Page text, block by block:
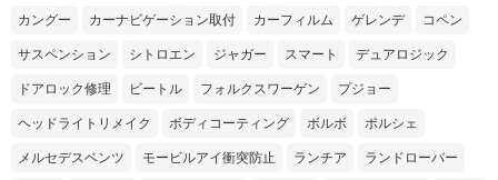
カングー カーナビゲーション取付 カーフィルム ゲレンデ コペン
サスペンション シトロエン ジャガー スマート デュアロジック
ドアロック修理 ビートル フォルクスワーゲン プジョー
ヘッドライトリメイク ボディコーティング ボルボ ポルシェ
メルセデスベンツ モービルアイ衝突防止 ランチア ランドローバー